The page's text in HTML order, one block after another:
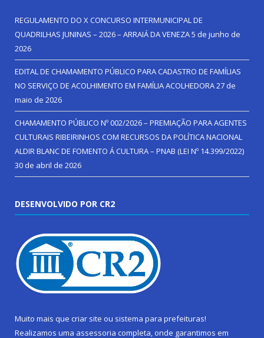
REGULAMENTO DO X CONCURSO INTERMUNICIPAL DE
QUADRILHAS JUNINAS – 2026 – ARRAIÁ DA VENEZA5 de junho de
2026
EDITAL DE CHAMAMENTO PÚBLICO PARA CADASTRO DE FAMÍLIAS
NO SERVIÇO DE ACOLHIMENTO EM FAMÍLIA ACOLHEDORA27 de
maio de 2026
CHAMAMENTO PÚBLICO Nº 002/2026 – PREMIAÇÃO PARA AGENTES
CULTURAIS RIBEIRINHOS COM RECURSOS DA POLÍTICA NACIONAL
ALDIR BLANC DE FOMENTO Á CULTURA – PNAB (LEI Nº 14.399/2022)
30 de abril de 2026
DESENVOLVIDO POR CR2
Muito mais que criar site ou sistema para prefeituras!
Realizamos uma assessoria completa, onde garantimos em